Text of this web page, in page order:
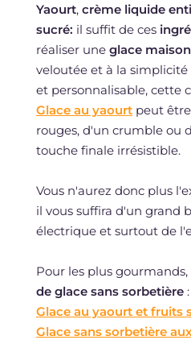
Yaourt, crème liquide
sucré: il suffit de ces
réaliser une glace
veloutée et à la
et personnalisable, cette
Glace au yaourtpeut
rouges, d'un crumble ou
touche finale irrésistible.
Vous n'aurez donc plus
il vous suffira d'un grand
électrique et surtout de
Pour les plus
de glace sans sorbetière:
Glace au yaourt et fruits
Glace sans sorbetière